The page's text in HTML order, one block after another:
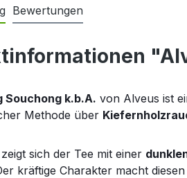
Bewertungen
Souchong k.b.A. von Alveus ist
Methode über
sich der Tee mit einer
kräftige Charakter macht